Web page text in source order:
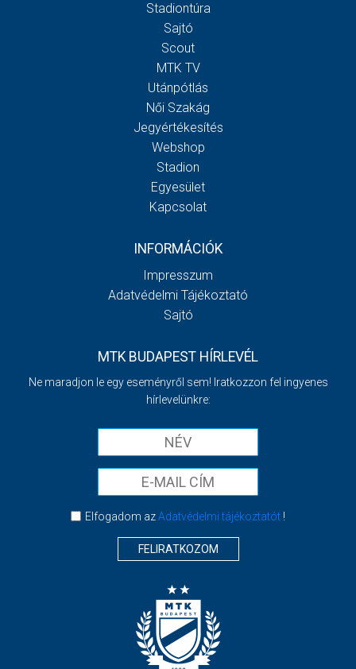
Stadiontúra
Sajtó
Scout
MTK TV
Utánpótlás
Női Szakág
Jegyértékesítés
Webshop
Stadion
Egyesület
Kapcsolat
INFORMÁCIÓK
Impresszum
Adatvédelmi Tájékoztató
Sajtó
MTK BUDAPEST HÍRLEVÉL
Ne maradjon le egy eseményről sem! Iratkozzon fel ingyenes
hírlevelünkre:
Elfogadom azAdatvédelmi tájékoztatót!
FELIRATKOZOM